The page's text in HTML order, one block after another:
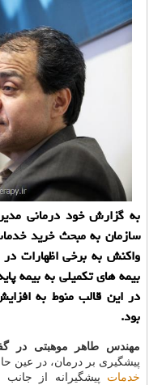
به گزارش خود درمانی
سازمان به مبحث خرید
واكنش به برخی
بیمه های تكمیلی به بیمه
در این قالب منوط به
بود.
مهندس طاهر موهبتی در
پیشگیری بر درمان، در
خدمات پیشگیرانه از